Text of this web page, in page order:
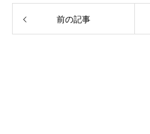
前の記事